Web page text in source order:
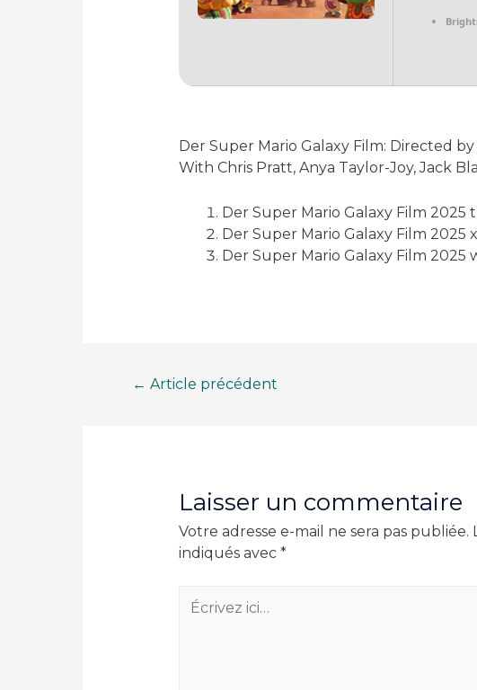
Der Super Mario Galaxy Film: Directed
With Chris Pratt, Anya Taylor-Joy, Jack
Der Super Mario Galaxy Film
Der Super Mario Galaxy Film 2025
Der Super Mario Galaxy Film 2025
Navigation
← Article précédent
Laisser un commentaire
Votre adresse e-mail ne sera pas publiée.
indiqués avec *
Écrivez
ici…